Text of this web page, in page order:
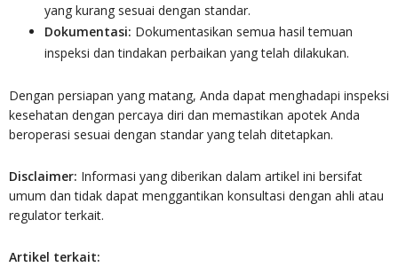
yang kurang sesuai dengan standar.
Dokumentasi: Dokumentasikan semua hasil temuan
inspeksi dan tindakan perbaikan yang telah dilakukan.
Dengan persiapan yang matang, Anda dapat menghadapi inspeksi
kesehatan dengan percaya diri dan memastikan apotek Anda
beroperasi sesuai dengan standar yang telah ditetapkan.
Disclaimer: Informasi yang diberikan dalam artikel ini bersifat
umum dan tidak dapat menggantikan konsultasi dengan ahli atau
regulator terkait.
Artikel terkait: